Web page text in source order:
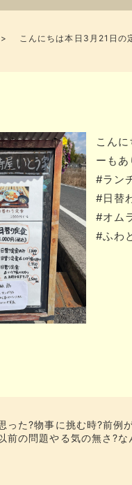
こんにちは本日3月21日の
こん
ーも
#ラン
#日替
#オム
#ふわ
った?物事に挑む時?前例
前の問題やる気の無さ?な